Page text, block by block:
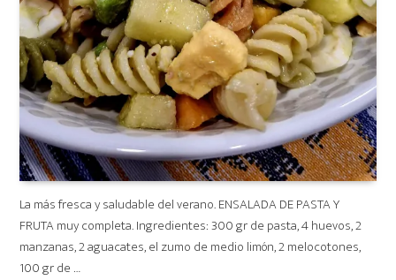
La más fresca y saludable del verano. ENSALADA DE PASTA Y
FRUTA muy completa. Ingredientes: 300 gr de pasta, 4 huevos, 2
manzanas, 2 aguacates, el zumo de medio limón, 2 melocotones,
100 gr de …